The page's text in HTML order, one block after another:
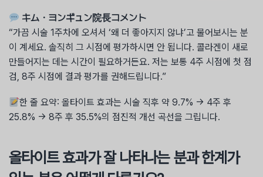
キム・ヨンギュン院長コメント
“가끔 시술 1주차에 오셔서 ‘왜 더 좋아지지 않냐’고 물어보시는 분
이 계세요. 솔직히 그 시점에 평가하시면 안 됩니다. 콜라겐이 새로
만들어지는 데는 시간이 필요하거든요. 저는 보통 4주 시점에 첫 점
검, 8주 시점에 결과 평가를 권해드립니다.”
한 줄 요약: 올타이트 효과는 시술 직후 약 9.7% → 4주 후
25.8% → 8주 후 35.5%의 점진적 개선 곡선을 그립니다.
올타이트 효과가 잘 나타나는 분과 한계가